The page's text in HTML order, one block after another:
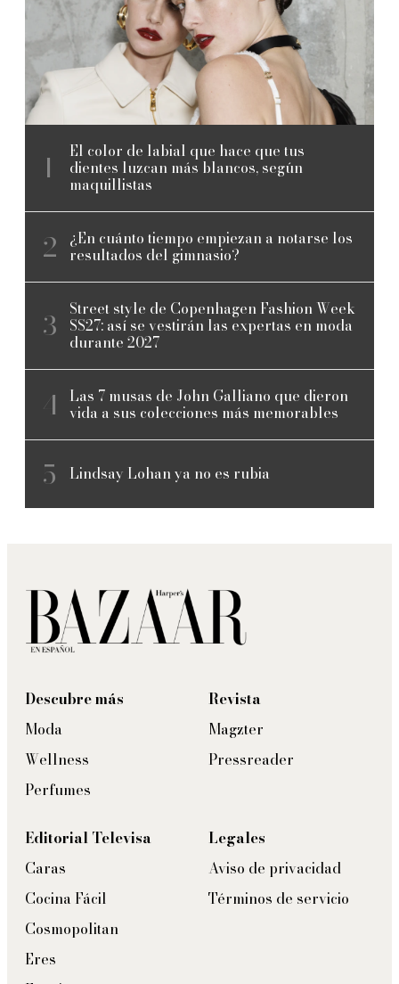
El color de labial que hace que tus
dientes luzcan más blancos, según
maquillistas
¿En cuánto tiempo empiezan a notarse los
resultados del gimnasio?
Street style de Copenhagen Fashion Week
SS27: así se vestirán las expertas en moda
durante 2027
Las 7 musas de John Galliano que dieron
vida a sus colecciones más memorables
Lindsay Lohan ya no es rubia
Descubre más
Moda
Wellness
Perfumes
Revista
Magzter
Pressreader
Editorial Televisa
Caras
Cocina Fácil
Cosmopolitan
Eres
Legales
Aviso de privacidad
Términos de servicio